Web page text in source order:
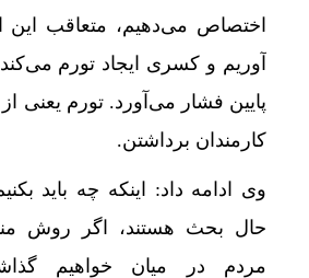
اختصاص می‌دهیم، متعاقب
آوریم و کسری ایجاد تورم
پایین فشار می‌آورد. تورم یعنی
کارمندان برداشتن.
وی ادامه داد: اینکه چه باید
حال بحث هستند، اگر روش
مردم در میان خواهیم